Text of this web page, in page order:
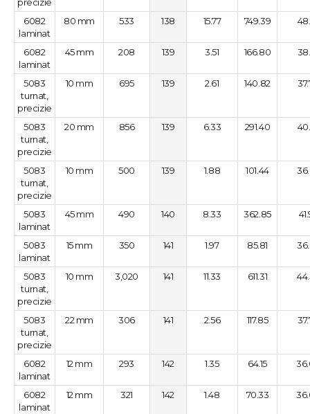
6082
laminat
80 mm 533 138 15.77 749.39
6082
laminat
45 mm 208 139 3.51 166.80
5083
turnat,
precizie
10 mm 695 139 2.61 140.82
5083
turnat,
precizie
20 mm 856 139 6.33 291.40
5083
turnat,
precizie
10 mm 500 139 1.88 101.44
5083
laminat
45 mm 490 140 8.33 362.85
5083
laminat
15 mm 350 141 1.97 85.81
5083
turnat,
precizie
10 mm 3,020 141 11.33 611.31
5083
turnat,
precizie
22 mm 306 141 2.56 117.85
6082
laminat
12 mm 293 142 1.35 64.15
6082
laminat
12 mm 321 142 1.48 70.33